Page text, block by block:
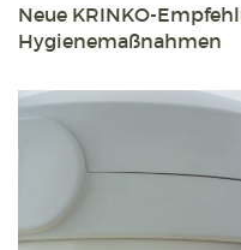
Neue KRINKO-
Hygiene­maßnahmen